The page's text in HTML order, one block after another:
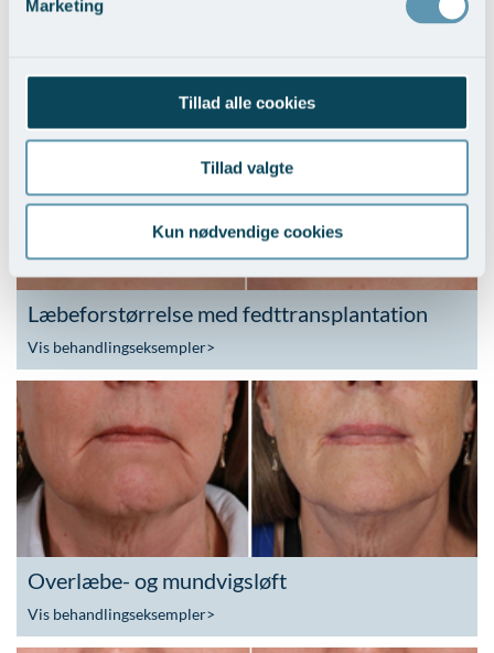
Marketing
Tillad alle cookies
Tillad valgte
Kun nødvendige cookies
Læbeforstørrelse/ læbeform korrektion med
Vis behandlingseksempler
Læbeforstørrelse med fedttransplantation
Vis behandlingseksempler>
Overlæbe- og mundvigsløft
Vis behandlingseksempler>